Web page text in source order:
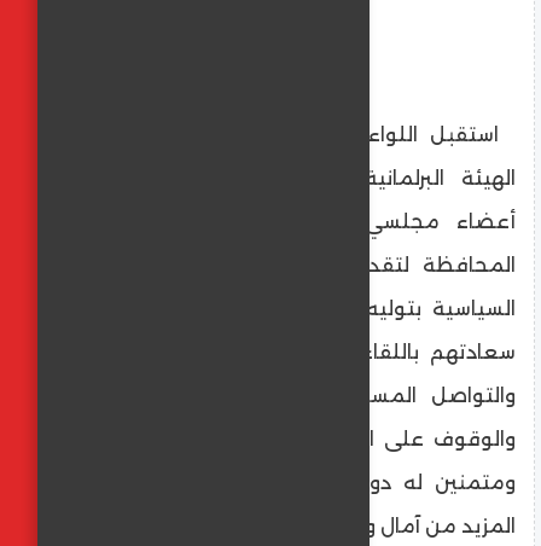
استقبل اللواء عماد كدواني محافظ المنيا
الهيئة البرلمانية لحزب مستقبل وطن من
أعضاء مجلسي النواب والشيوخ عن دوائر
المحافظة لتقديم التهنئة على ثقة القيادة
السياسية بتوليه منصبه الجديد، معربين عن
سعادتهم باللقاء معه والاتفاق على التعاون
والتواصل المستمر لحل مشاكل المواطنين
والوقوف على الاحتياجات الفعلية للمواطنين،
ومتمنين له دوام التوفيق والسداد وتحقيق
المزيد من آمال وتطلعات أهالي المحافظة .